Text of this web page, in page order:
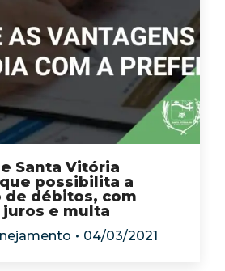
Santa Vitória
possibilita a
de débitos, com
e multa
04/03/2021